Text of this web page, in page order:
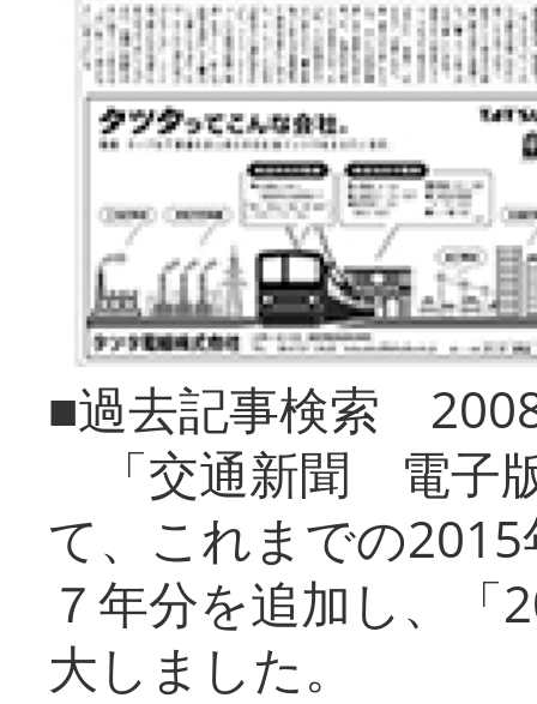
■過去記事検索
「交通新聞 電子
て、これまでの
７年分を追加し、「
大しまし